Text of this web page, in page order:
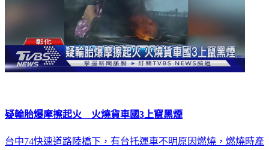
疑輪胎爆摩擦起火 火燒貨車國3上竄黑煙
台中74快速道路陸橋下，有台托運車不明原因燃燒，燃燒時產